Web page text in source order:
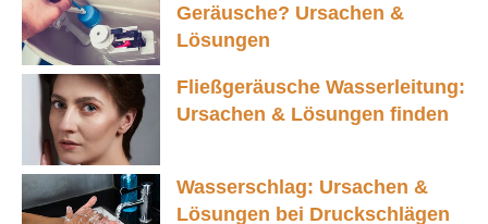
Geräusche? Ursachen &
Lösungen
Fließgeräusche Wasserleitung:
Ursachen & Lösungen finden
Wasserschlag: Ursachen &
Lösungen bei Druckschlägen